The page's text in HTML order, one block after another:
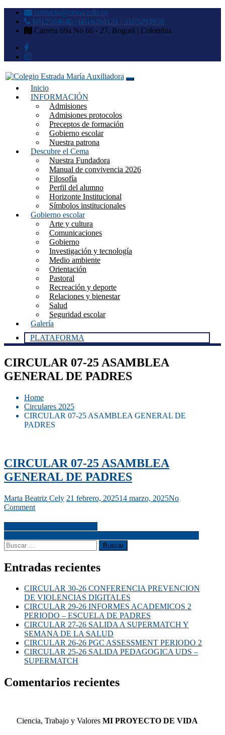
contacto@cema.edu.co
6012504646 | 6016264121 | 3165293958
Carrera 69a No 66 - 27, Bogotá | Colombia
Colegio Estrada María
Auxiliadora
Inicio
INFORMACIÓN
Admisiones
Admisiones protocolos
Preceptos de formación
Gobierno escolar
Nuestra patrona
Descubre el Cema
Nuestra Fundadora
Manual de convivencia 2026
Filosofía
Perfil del alumno
Horizonte Institucional
Símbolos institucionales
Gobierno escolar
Arte y cultura
Comunicaciones
Gobierno
Investigación y tecnología
Medio ambiente
Orientación
Pastoral
Recreación y deporte
Relaciones y bienestar
Salud
Seguridad escolar
Galería
PLATAFORMA
CIRCULAR 07-25 ASAMBLEA
GENERAL DE PADRES
Home
Circulares 2025
CIRCULAR 07-25 ASAMBLEA GENERAL DE
PADRES
CIRCULAR 07-25 ASAMBLEA
GENERAL DE PADRES
Marta Beatriz Cely 21 febrero, 202514 marzo, 2025No
Comment
Entradas recientes
CIRCULAR 30-26 CONFERENCIA PREVENCION
DE VIOLENCIAS DIGITALES
CIRCULAR 29-26 INFORMES ACADEMICOS 2
PERIODO – ESCUELA DE PADRES
CIRCULAR 27-26 SALIDA A SUPERMATCH Y
SEMANA DE LA SALUD
CIRCULAR 26-26 PGC ASSESSMENT PERIODO 2
CIRCULAR 25-26 SALIDA PEDAGOGICA UDS –
SUPERMATCH
Comentarios recientes
Ciencia, Trabajo y Valores MI PROYECTO DE VIDA